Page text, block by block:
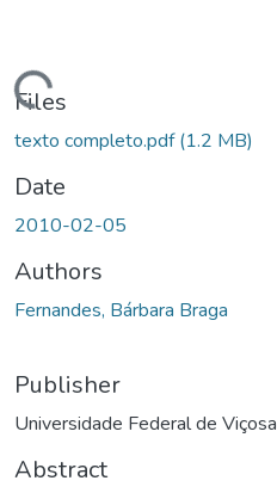
Files
texto completo.pdf(1.2 MB)
Date
2010-02-05
Authors
Fernandes, Bárbara Braga
Publisher
Universidade Federal de Viçosa
Abstract